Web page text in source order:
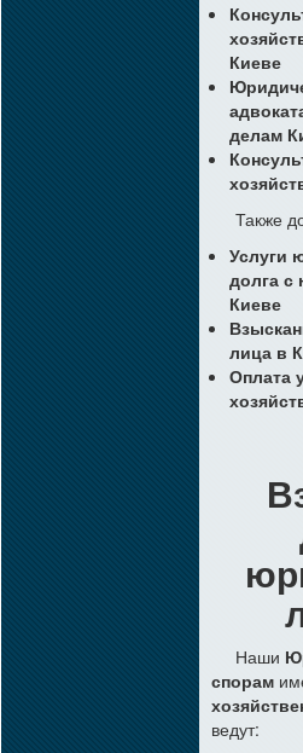
Киеве
делам
Также
Услуги
долга с
Киеве
лица в
Оплата
Наши
спорам
ведут: